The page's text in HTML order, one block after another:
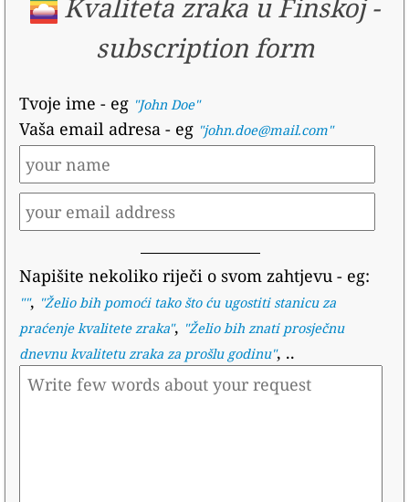
Kvaliteta zraka u Finskoj-
subscription form
Tvoje ime - eg "John Doe"
Vaša email adresa- eg "john.doe@mail.com"
Napišite nekoliko riječi o svom zahtjevu- eg:
"", "Želio bih pomoći tako što ću ugostiti stanicu za
praćenje kvalitete zraka", "Želio bih znati prosječnu
dnevnu kvalitetu zraka za prošlu godinu", ..